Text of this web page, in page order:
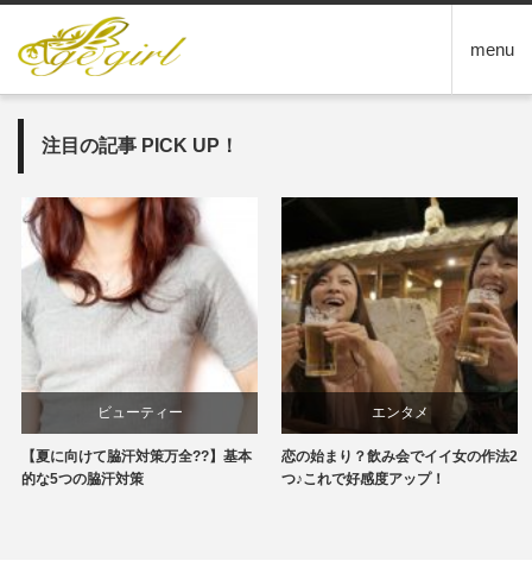
menu
注目の記事 PICK UP！
ビューティー
【夏に向けて脇汗対策万全??】基本
的な5つの脇汗対策
エンタメ
恋の始まり？飲み会でイイ女の作法2
つ♪これで好感度アップ！